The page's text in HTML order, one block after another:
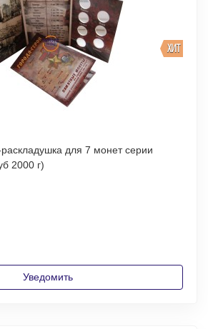
ХИТ
для 7 монет серии
2000 г)
Уведомить